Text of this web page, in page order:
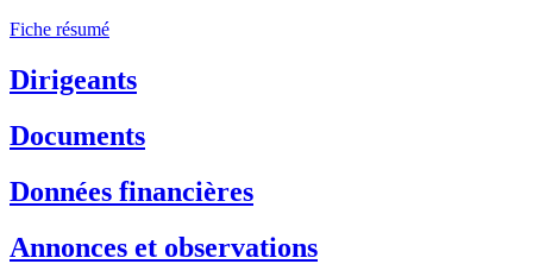
Fiche résumé
Dirigeants
Documents
Données financières
Annonces et observations